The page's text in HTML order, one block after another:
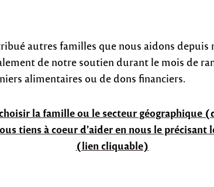
autres familles que nous aidons depuis
de notre soutien durant le mois de
alimentaires ou de dons financiers.
la famille ou le secteur géographique
tiens à coeur d’aider en nous le précisant
(lien cliquable)